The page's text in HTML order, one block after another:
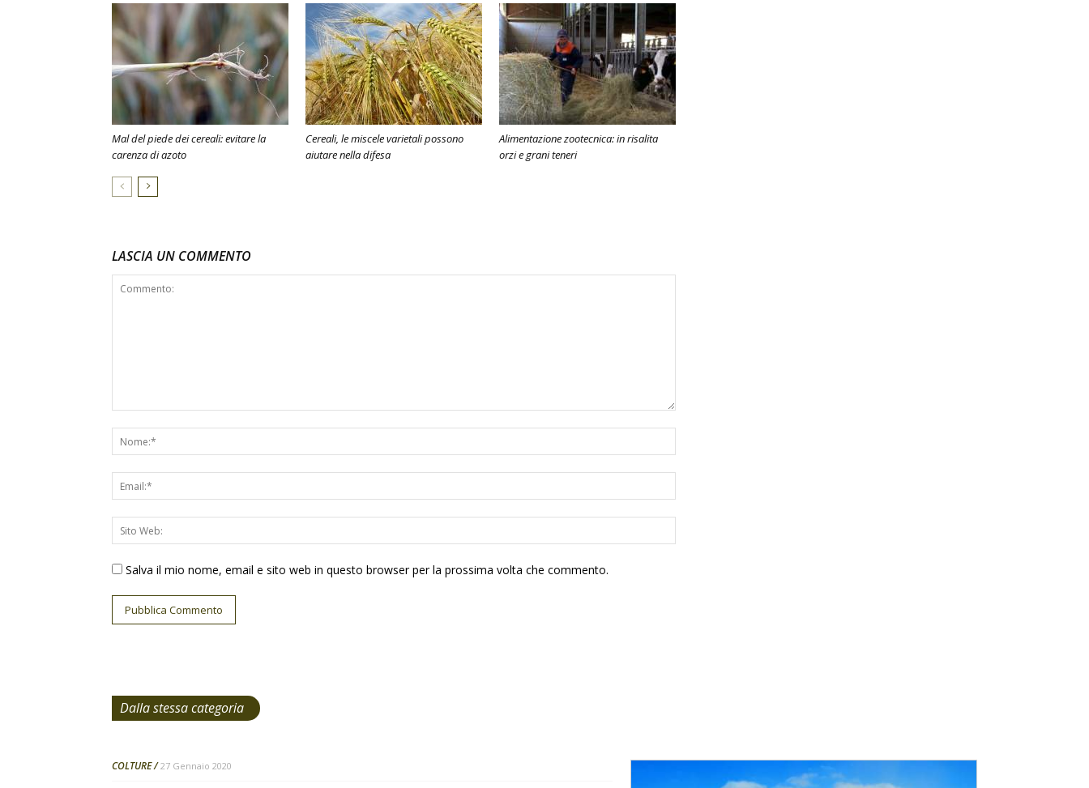
Mal del piede dei cereali: evitare la
carenza di azoto
Cereali, le miscele varietali possono
aiutare nella difesa
Alimentazione zootecnica: in risalita
orzi e grani teneri
LASCIA UN COMMENTO
Salva il mio nome, email e sito web in questo browser per la prossima volta che commento.
Dalla stessa categoria
COLTURE 27 Gennaio 2020